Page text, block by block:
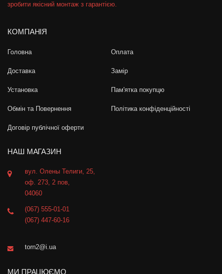
зробити якісний монтаж з гарантією.
КОМПАНІЯ
Головна Оплата
Доставка Замір
Установка Пам'ятка покупцю
Обмін та Повернення Політика конфіденційності
Договір публічної оферти
НАШ МАГАЗИН
вул. Олены Телиги, 25,
оф. 273, 2 пов,
04060
(067) 555-01-01
(067) 447-60-16
torn2@i.ua
МИ ПРАЦЮЄМО